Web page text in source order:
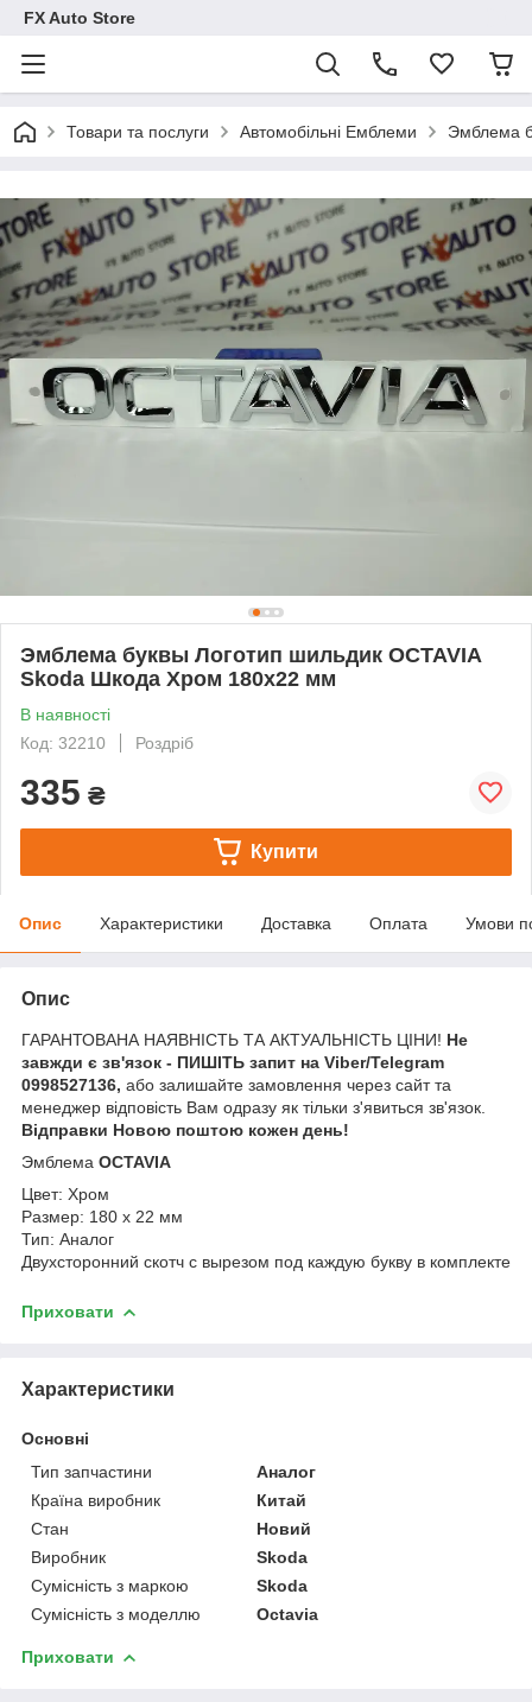
FX Auto Store
Товари та послуги Автомобільні Емблеми Эмблема
Эмблема буквы Логотип шильдик OCTAVIA
Skoda Шкода Хром 180х22 мм
В наявності
Код: 32210
Роздріб
335 ₴
Купити
Опис Характеристики Доставка Оплата Умови
Опис
ГАРАНТОВАНА НАЯВНІСТЬ ТА АКТУАЛЬНІСТЬ ЦІНИ! Не
завжди є зв'язок - ПИШІТЬ запит на Viber/Telegram
0998527136, або залишайте замовлення через сайт та
менеджер відповість Вам одразу як тільки з'явиться зв'язок.
Відправки Новою поштою кожен день!
Эмблема OCTAVIA
Цвет: Хром
Размер: 180 х 22 мм
Тип: Аналог
Двухсторонний скотч с вырезом под каждую букву в комплекте
Приховати
Характеристики
Основні
Тип запчастини
Аналог
Країна виробник
Китай
Стан
Новий
Виробник
Skoda
Сумісність з маркою
Skoda
Сумісність з моделлю
Octavia
Приховати